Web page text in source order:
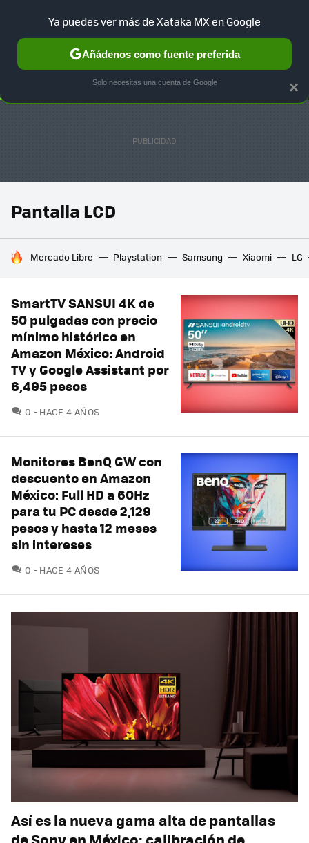
SELECCIÓN GAMING HOME AUTO TERRITORIO
Pantalla LCD
HOY SE HABLA DE
Mercado Libre Playstation Samsung Xiaomi LG
SmartTV SANSUI 4K de
50 pulgadas con precio
mínimo histórico en
Amazon México: Android
TV y Google Assistant por
6,495 pesos
0 COMENTARIOS
HACE 4 AÑOS
Monitores BenQ GW con
descuento en Amazon
México: Full HD a 60Hz
para tu PC desde 2,129
pesos y hasta 12 meses
sin intereses
0 COMENTARIOS
HACE 4 AÑOS
Así es la nueva gama alta de pantallas
×
Ya puedes ver más de Xataka MX en Google
Añádenos como fuente preferida
Solo necesitas una cuenta de Google